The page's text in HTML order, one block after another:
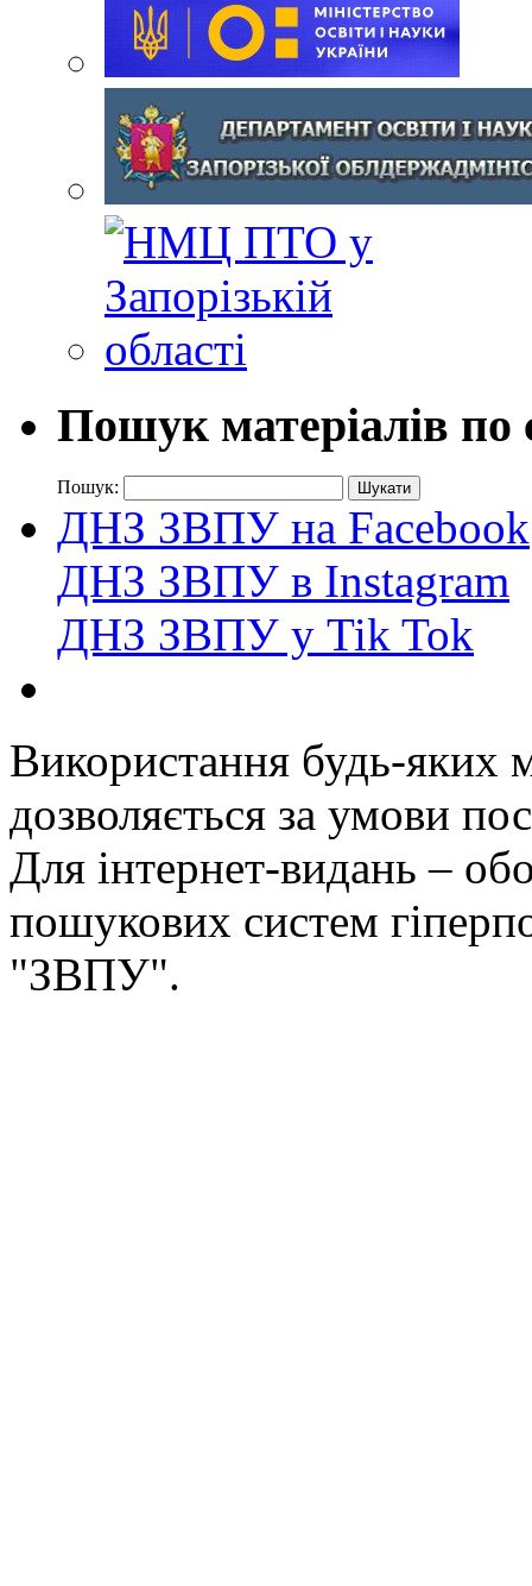
Пошук матеріалів по
Пошук:
ДНЗ ЗВПУ на Facebook
ДНЗ ЗВПУ в Instagram
ДНЗ ЗВПУ у Tik Tok
Використання будь-яких
дозволяється за умови
Для інтернет-видань –
пошукових систем
"ЗВПУ".